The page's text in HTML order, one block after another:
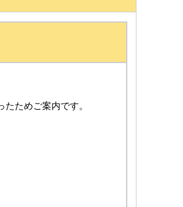
ためご案内です。